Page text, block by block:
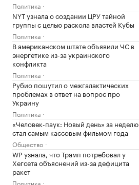
Политика
NYT узнала о создании ЦРУ тайной
группы с целью раскола властей Кубы
Политика
В американском штате объявили ЧС в
энергетике из-за украинского
конфликта
Политика
Рубио пошутил о межгалактических
проблемах в ответ на вопрос про
Украину
Политика
«Человек-паук: Новый день» за неделю
стал самым кассовым фильмом года
Общество
WP узнала, что Трамп потребовал у
Хегсета объяснений из-за дефицита
ракет
Политика